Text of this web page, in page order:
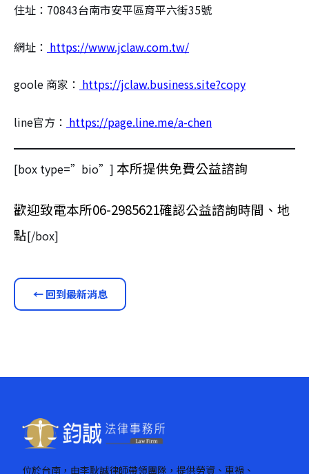
住址：70843台南市安平區育平六街35號
網址： https://www.jclaw.com.tw/
goole 商家： https://jclaw.business.site?copy
line官方： https://page.line.me/a-chen
[box type=”bio”] 本所提供免費公益諮詢
歡迎致電本所06-2985621確認公益諮詢時間、地
點[/box]
← 回到最新消息
位於台南，由李耿誠律師帶領團隊，提供勞資、車禍、